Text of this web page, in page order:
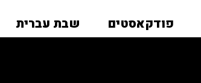
פודקאסטים שבת עברית